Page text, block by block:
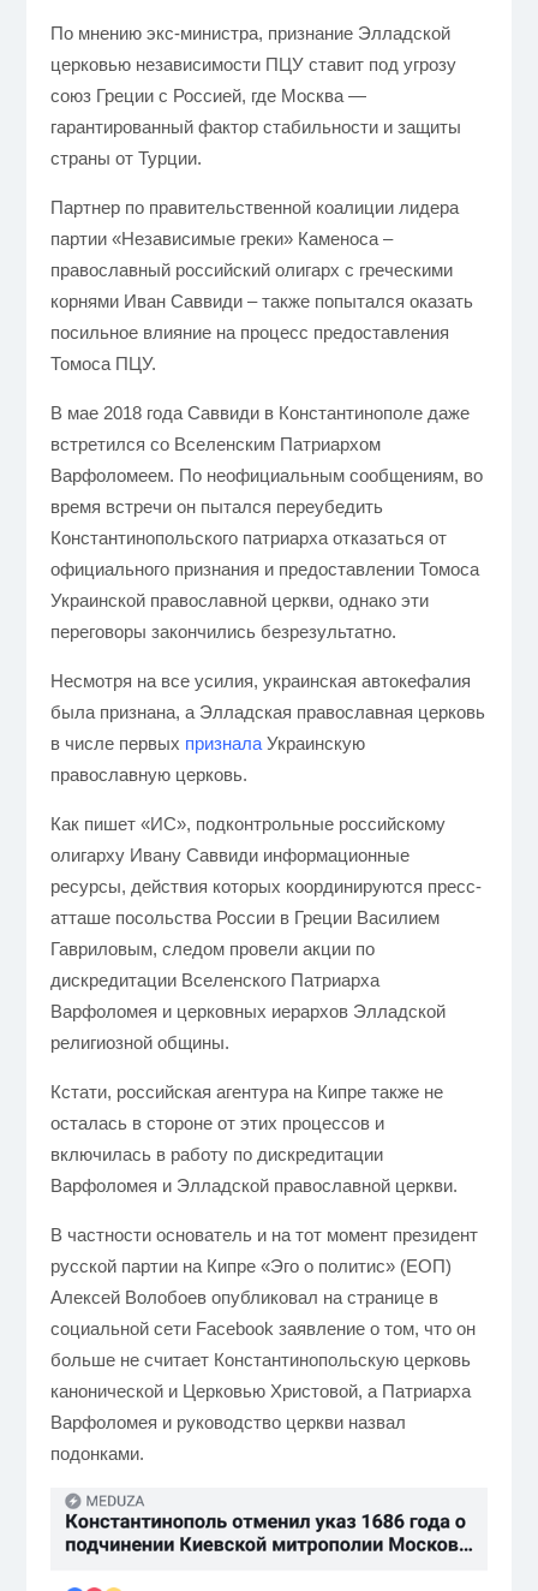
По мнению экс-министра, признание Элладской
церковью независимости ПЦУ ставит под угрозу
союз Греции с Россией, где Москва —
гарантированный фактор стабильности и защиты
страны от Турции.
Партнер по правительственной коалиции лидера
партии «Независимые греки» Каменоса –
православный российский олигарх с греческими
корнями Иван Саввиди – также попытался оказать
посильное влияние на процесс предоставления
Томоса ПЦУ.
В мае 2018 года Саввиди в Константинополе даже
встретился со Вселенским Патриархом
Варфоломеем. По неофициальным сообщениям, во
время встречи он пытался переубедить
Константинопольского патриарха отказаться от
официального признания и предоставлении Томоса
Украинской православной церкви, однако эти
переговоры закончились безрезультатно.
Несмотря на все усилия, украинская автокефалия
была признана, а Элладская православная церковь
в числе первых призналаУкраинскую
православную церковь.
Как пишет «ИС», подконтрольные российскому
олигарху Ивану Саввиди информационные
ресурсы, действия которых координируются пресс-
атташе посольства России в Греции Василием
Гавриловым, следом провели акции по
дискредитации Вселенского Патриарха
Варфоломея и церковных иерархов Элладской
религиозной общины.
Кстати, российская агентура на Кипре также не
осталась в стороне от этих процессов и
включилась в работу по дискредитации
Варфоломея и Элладской православной церкви.
В частности основатель и на тот момент президент
русской партии на Кипре «Эго о политис» (ЕОП)
Алексей Волобоев опубликовал на странице в
социальной сети Facebook заявление о том, что он
больше не считает Константинопольскую церковь
канонической и Церковью Христовой, а Патриарха
Варфоломея и руководство церкви назвал
подонками.